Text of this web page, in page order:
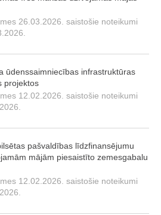
26.03.2026. saistošie noteikumi
ūdenssaimniecības infrastruktūras
projektos
12.02.2026. saistošie noteikumi
pašvaldības līdzfinansējumu
mājām piesaistīto zemesgabalu
12.02.2026. saistošie noteikumi